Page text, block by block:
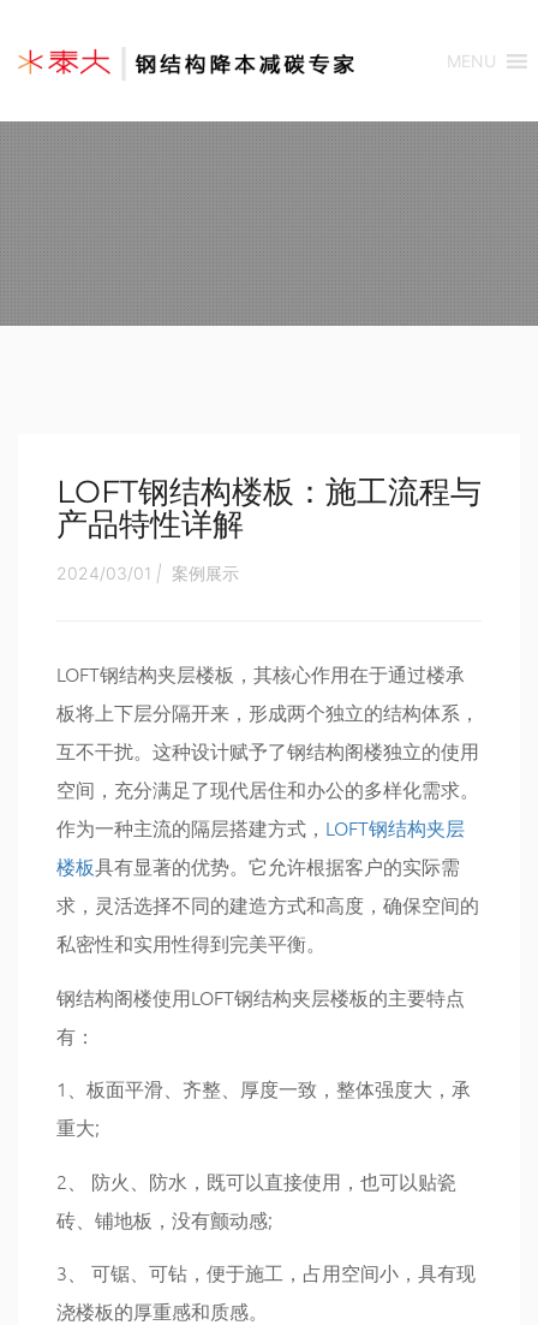
MENU
LOFT钢结构楼板：施工流程与
产品特性详解
2024/03/01 | 案例展示
LOFT钢结构夹层楼板，其核心作用在于通过楼承
板将上下层分隔开来，形成两个独立的结构体系，
互不干扰。这种设计赋予了钢结构阁楼独立的使用
空间，充分满足了现代居住和办公的多样化需求。
作为一种主流的隔层搭建方式， LOFT钢结构夹层
楼板具有显著的优势。它允许根据客户的实际需
求，灵活选择不同的建造方式和高度，确保空间的
私密性和实用性得到完美平衡。
钢结构阁楼使用LOFT钢结构夹层楼板的主要特点
有：
1、板面平滑、齐整、厚度一致，整体强度大，承
重大;
2、 防火、防水，既可以直接使用，也可以贴瓷
砖、铺地板，没有颤动感;
3、 可锯、可钻，便于施工，占用空间小，具有现
浇楼板的厚重感和质感。